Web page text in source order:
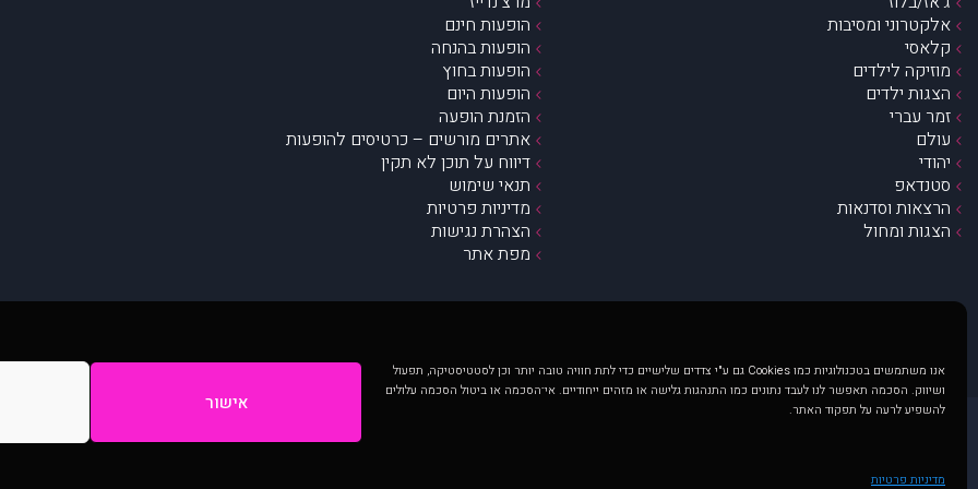
אנו משתמשים בטכנולוגיות כמו Cookies גם ע"י צדדים שלישיים כדי לתת חוויה טובה יותר וכן לסטטיסטיקה, תפעול
ושיווק. הסכמה תאפשר לנו לעבד נתונים כמו התנהגות גלישה או מזהים ייחודיים. אי־הסכמה או ביטול הסכמה עלולים
להשפיע לרעה על תפקוד האתר.
אישור
מדיניות פרטיות
אלקטרוני ומסיבות
קלאסי
מוזיקה לילדים
הצגות ילדים
זמר עברי
עולם
יהודי
סטנדאפ
הרצאות וסדנאות
הצגות ומחול
הופעות חינם
הופעות בהנחה
הופעות בחוץ
הופעות היום
הזמנת הופעה
אתרים מורשים – כרטיסים להופעות
דיווח על תוכן לא תקין
תנאי שימוש
מדיניות פרטיות
הצהרת נגישות
מפת אתר